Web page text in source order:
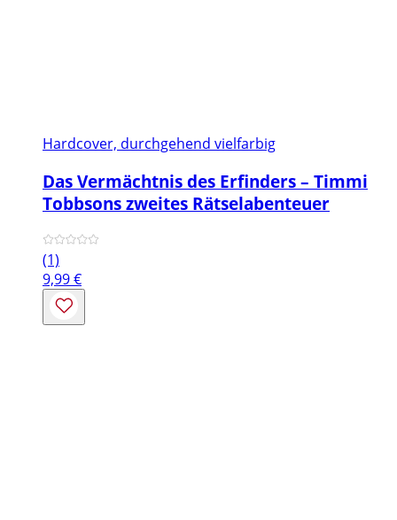
Hardcover, durchgehend vielfarbig
Das Vermächtnis des Erfinders – Timmi
Tobbsons zweites Rätselabenteuer
(1)
9,99€